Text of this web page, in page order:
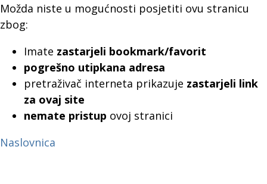
Možda niste u mogućnosti posjetiti ovu stranicu
zbog:
Imate zastarjeli bookmark/favorit
pogrešno utipkana adresa
pretraživač interneta prikazuje zastarjeli link
za ovaj site
nemate pristup ovoj stranici
Naslovnica